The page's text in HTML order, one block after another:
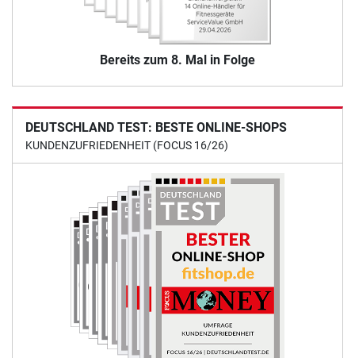
Bereits zum 8. Mal in Folge
DEUTSCHLAND TEST: BESTE ONLINE-SHOPS
KUNDENZUFRIEDENHEIT (FOCUS 16/26)